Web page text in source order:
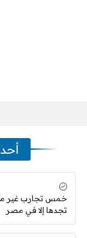
خمس تجارب غير
تجدها إلا في مصر